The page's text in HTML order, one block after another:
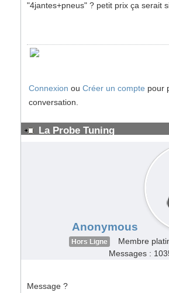
"4jantes+pneus" ? petit prix ça serait
Connexion ou Créer un compte pour
conversation.
La Probe Tuning
Anonymous
Hors Ligne
Membre
Messages :
Message ?